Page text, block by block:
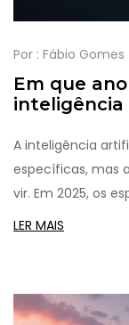
Por : Fábio Gomes
Em que
inteligência
A inteligência
específicas, mas
vir. Em 2025, os
mais provável
LER MAIS